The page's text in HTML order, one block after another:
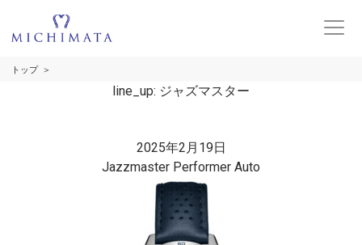
トップ
line_up: ジャズマスター
2025年2月19日
Jazzmaster Performer Auto